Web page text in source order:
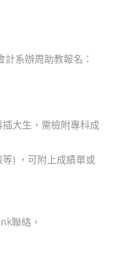
系辦周助教報名：
大生，需檢附專科成
) ，可附上成績單或
聯絡，